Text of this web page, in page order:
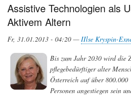
Assistive Technologien als
Aktivem Altern
Fr, 31.01.2013 - 04:20 —IIlse Kryspin-
Bis zum Jahr 2030 wird die
pflegebedürftiger alter
Österreich auf über 800.000
Personen angestiegen sein